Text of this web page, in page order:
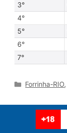
3°
4°
5°
6°
7°
Categories
Forrinha-RIO,